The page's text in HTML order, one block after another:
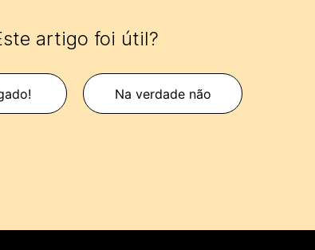
artigo foi útil?
Na verdade não